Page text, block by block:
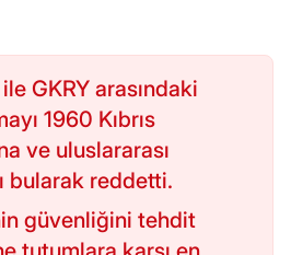
GKRY arasındaki
1960 Kıbrıs
ve uluslararası
bularak reddetti.
güvenliğini tehdit